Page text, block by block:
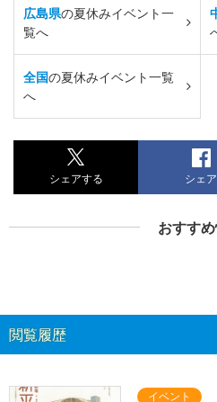
広島県の夏休みイベント一
覧へ
全国の夏休みイベント一覧
へ
シェアする シェア
おすす
閲覧履歴